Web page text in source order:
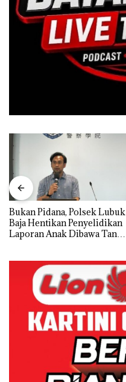
Bukan Pidana, Polsek Lubuk
Baja Hentikan Penyelidikan
Laporan Anak Dibawa Tanpa